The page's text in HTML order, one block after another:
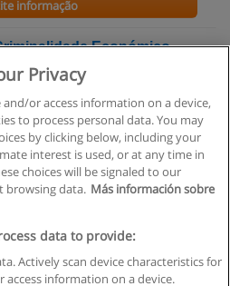
informação
Económico-
informação
de uso
de dados
Privacy
or access information on a device,
to process personal data. You may
by clicking below, including your
interest is used, or at any time in
choices will be signaled to our
browsing data. Más información sobre
data to provide:
Actively scan device characteristics for
information on a device.